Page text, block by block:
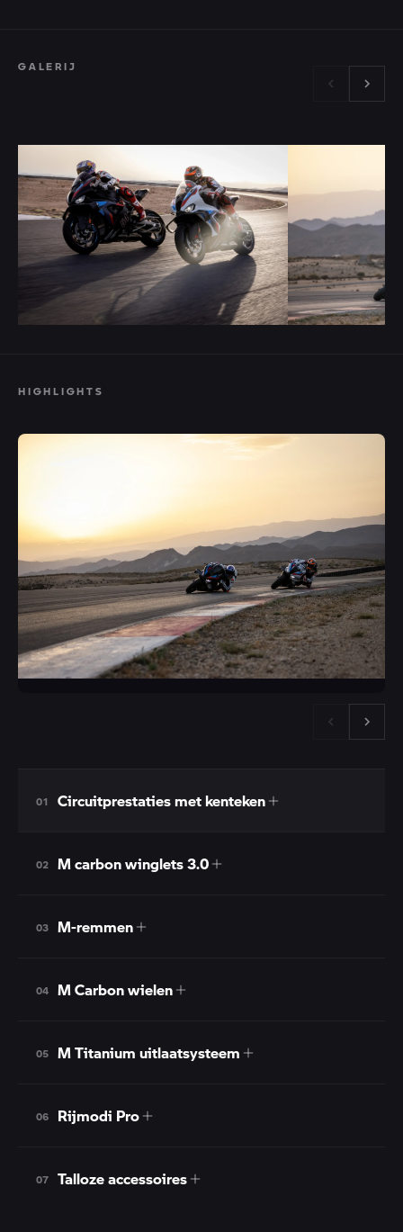
GALERIJ
HIGHLIGHTS
01 Circuitprestaties met kenteken
02 M carbon winglets 3.0
03 M-remmen
04 M Carbon wielen
05 M Titanium uitlaatsysteem
06 Rijmodi Pro
07 Talloze accessoires